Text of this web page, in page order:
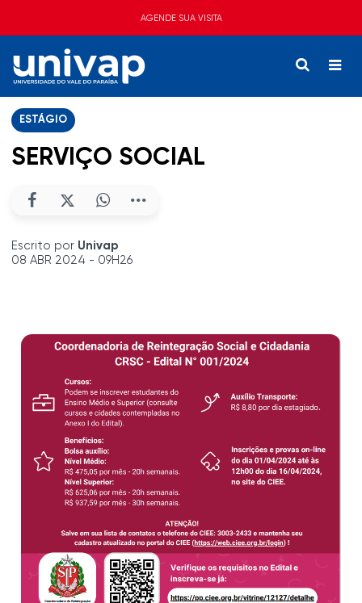
AGENDE SUA VISITA
ESTÁGIO
SERVIÇO SOCIAL
Escrito por Univap
08 ABR 2024 - 09H26